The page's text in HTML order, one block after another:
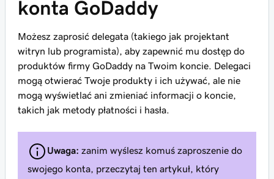
konta GoDaddy
Możesz zaprosić delegata (takiego jak projektant
witryn lub programista), aby zapewnić mu dostęp do
produktów firmy GoDaddy na Twoim koncie. Delegaci
mogą otwierać Twoje produkty i ich używać, ale nie
mogą wyświetlać ani zmieniać informacji o koncie,
takich jak metody płatności i hasła.
Uwaga: zanim wyślesz komuś zaproszenie do
swojego konta, przeczytaj ten artykuł, który